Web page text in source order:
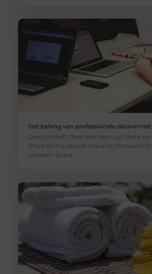
Het belang van professionele
Goed artikel? Deel hem dan op: Share
Share on Facebook Share on Pinterest
LinkedIn Share